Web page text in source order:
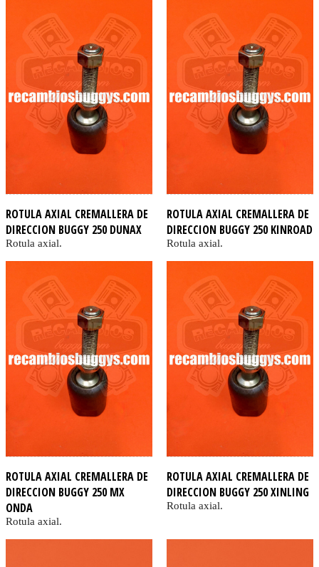
ROTULA AXIAL CREMALLERA DE
DIRECCION BUGGY 250 DUNAX
Rotula axial.
ROTULA AXIAL CREMALLERA DE
DIRECCION BUGGY 250 KINROAD
Rotula axial.
ROTULA AXIAL CREMALLERA DE
DIRECCION BUGGY 250 MX
ONDA
Rotula axial.
ROTULA AXIAL CREMALLERA DE
DIRECCION BUGGY 250 XINLING
Rotula axial.